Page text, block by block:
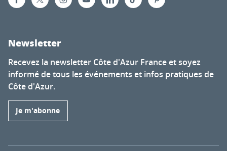
Newsletter
Recevez la newsletter Côte d'Azur France et soyez
informé de tous les événements et infos pratiques de
Côte d'Azur.
Je m'abonne